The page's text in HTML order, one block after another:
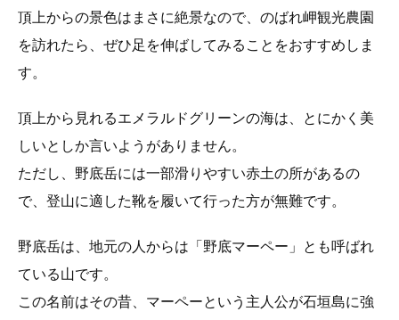
頂上からの景色はまさに絶景なので、のばれ岬観光農園
を訪れたら、ぜひ足を伸ばしてみることをおすすめしま
す。
頂上から見れるエメラルドグリーンの海は、とにかく美
しいとしか言いようがありません。
ただし、野底岳には一部滑りやすい赤土の所があるの
で、登山に適した靴を履いて行った方が無難です。
野底岳は、地元の人からは「野底マーペー」とも呼ばれ
ている山です。
この名前はその昔、マーペーという主人公が石垣島に強